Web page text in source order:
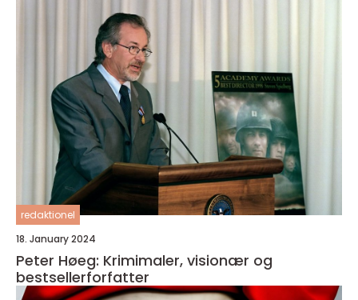
redaktionel
18. January 2024
Peter Høeg: Krimimaler, visionær og
bestsellerforfatter